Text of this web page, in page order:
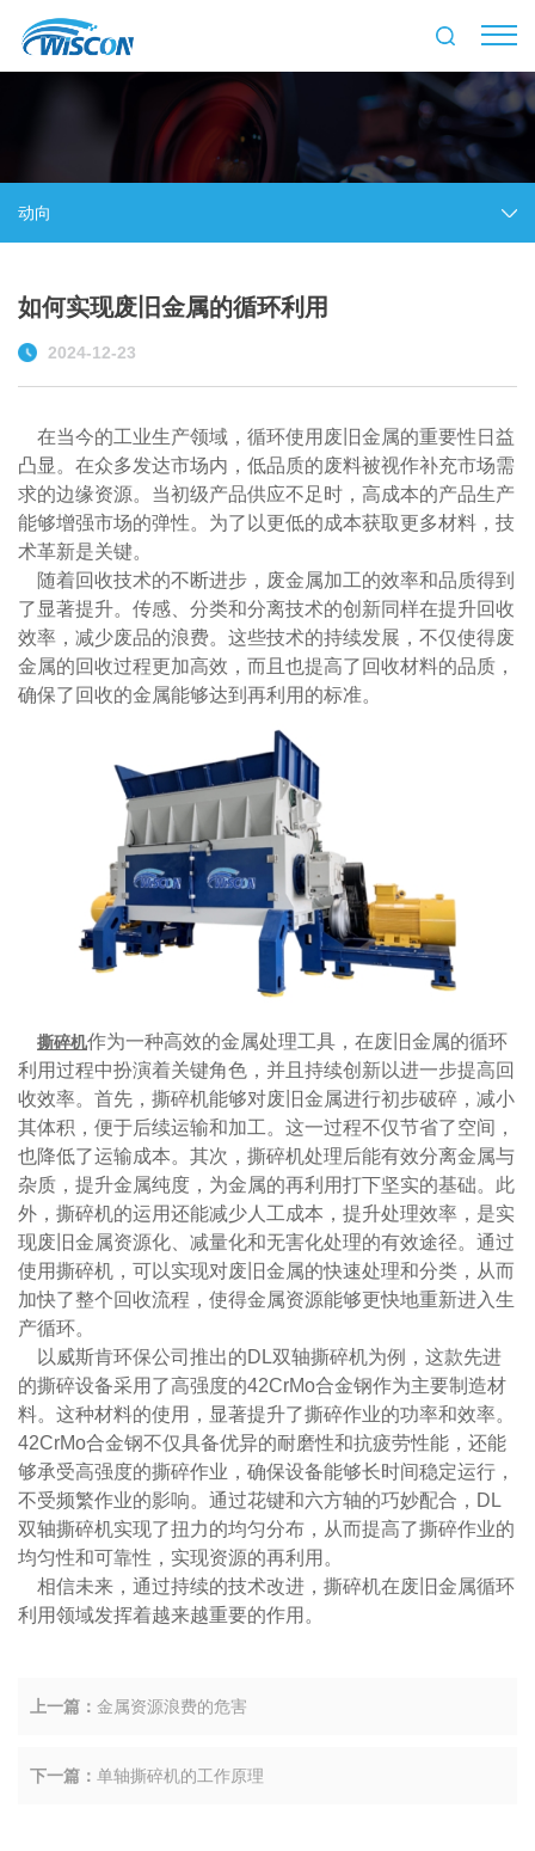
动向
如何实现废旧金属的循环利用
2024-12-23
在当今的工业生产领域，循环使用废旧金属的重要性日益
凸显。在众多发达市场内，低品质的废料被视作补充市场需
求的边缘资源。当初级产品供应不足时，高成本的产品生产
能够增强市场的弹性。为了以更低的成本获取更多材料，技
术革新是关键。
随着回收技术的不断进步，废金属加工的效率和品质得到
了显著提升。传感、分类和分离技术的创新同样在提升回收
效率，减少废品的浪费。这些技术的持续发展，不仅使得废
金属的回收过程更加高效，而且也提高了回收材料的品质，
确保了回收的金属能够达到再利用的标准。
撕碎机作为一种高效的金属处理工具，在废旧金属的循环
利用过程中扮演着关键角色，并且持续创新以进一步提高回
收效率。首先，撕碎机能够对废旧金属进行初步破碎，减小
其体积，便于后续运输和加工。这一过程不仅节省了空间，
也降低了运输成本。其次，撕碎机处理后能有效分离金属与
杂质，提升金属纯度，为金属的再利用打下坚实的基础。此
外，撕碎机的运用还能减少人工成本，提升处理效率，是实
现废旧金属资源化、减量化和无害化处理的有效途径。通过
使用撕碎机，可以实现对废旧金属的快速处理和分类，从而
加快了整个回收流程，使得金属资源能够更快地重新进入生
产循环。
以威斯肯环保公司推出的DL双轴撕碎机为例，这款先进
的撕碎设备采用了高强度的42CrMo合金钢作为主要制造材
料。这种材料的使用，显著提升了撕碎作业的功率和效率。
42CrMo合金钢不仅具备优异的耐磨性和抗疲劳性能，还能
够承受高强度的撕碎作业，确保设备能够长时间稳定运行，
不受频繁作业的影响。通过花键和六方轴的巧妙配合，DL
双轴撕碎机实现了扭力的均匀分布，从而提高了撕碎作业的
均匀性和可靠性，实现资源的再利用。
相信未来，通过持续的技术改进，撕碎机在废旧金属循环
利用领域发挥着越来越重要的作用。
上一篇： 金属资源浪费的危害
下一篇： 单轴撕碎机的工作原理